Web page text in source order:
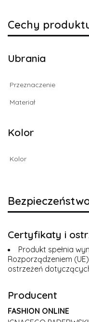
Cechy
Ubrania
Przeznaczenie
Materiał
Kolor
Kolor
Certyfikaty i
Produkt spełnia
Rozporządzeniem
ostrzeżeń
Producent
FASHION ONLINE